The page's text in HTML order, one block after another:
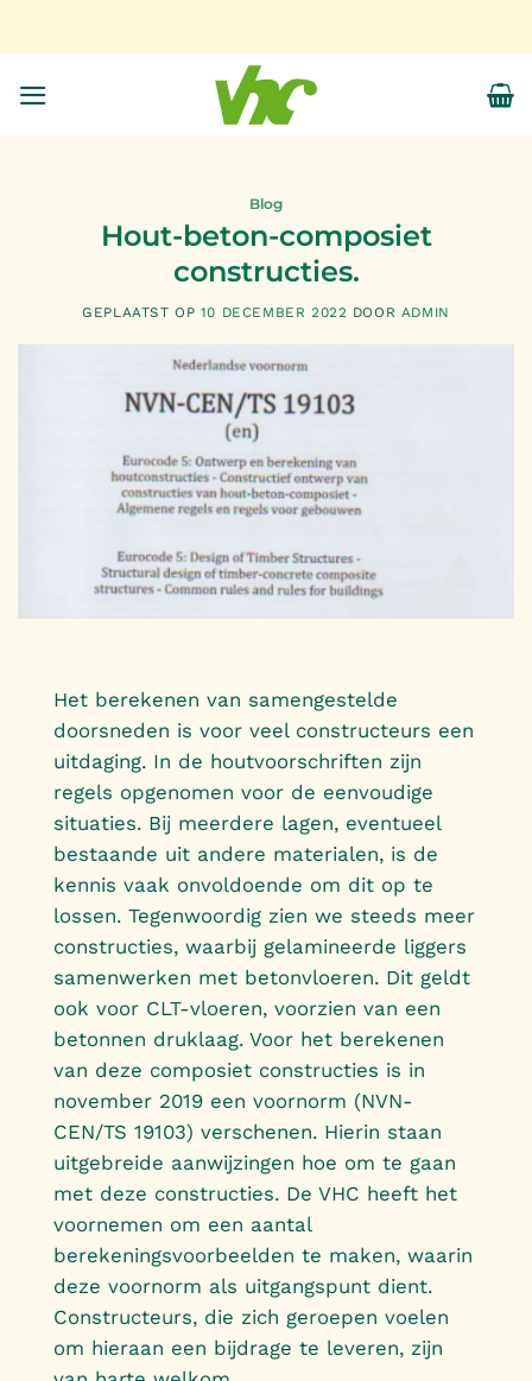
Blog
Hout-beton-composiet
constructies.
GEPLAATST OP 10 DECEMBER 2022 DOOR ADMIN
Het berekenen van samengestelde
doorsneden is voor veel constructeurs een
uitdaging. In de houtvoorschriften zijn
regels opgenomen voor de eenvoudige
situaties. Bij meerdere lagen, eventueel
bestaande uit andere materialen, is de
kennis vaak onvoldoende om dit op te
lossen. Tegenwoordig zien we steeds meer
constructies, waarbij gelamineerde liggers
samenwerken met betonvloeren. Dit geldt
ook voor CLT-vloeren, voorzien van een
betonnen druklaag. Voor het berekenen
van deze composiet constructies is in
november 2019 een voornorm (NVN-
CEN/TS 19103) verschenen. Hierin staan
uitgebreide aanwijzingen hoe om te gaan
met deze constructies. De VHC heeft het
voornemen om een aantal
berekeningsvoorbeelden te maken, waarin
deze voornorm als uitgangspunt dient.
Constructeurs, die zich geroepen voelen
om hieraan een bijdrage te leveren, zijn